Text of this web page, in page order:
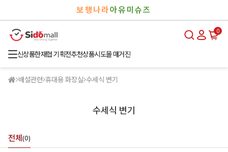
보행나라아유미슈즈
0
신상품한재협 기획전추천상품시도몰 매거진
배설관련 휴대용 화장실 수세식 변기
수세식 변기
전체 (0)